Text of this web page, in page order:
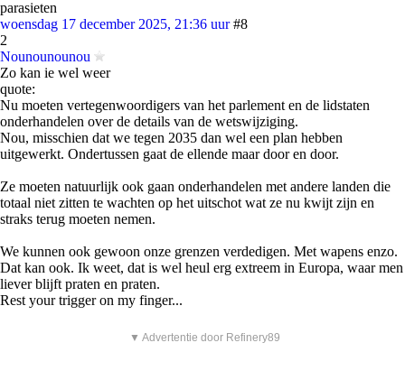
parasieten
woensdag 17 december 2025, 21:36 uur #8
2
Nounounounou
Zo kan ie wel weer
quote:
Nu moeten vertegenwoordigers van het parlement en de lidstaten
onderhandelen over de details van de wetswijziging.
Nou, misschien dat we tegen 2035 dan wel een plan hebben
uitgewerkt. Ondertussen gaat de ellende maar door en door.
Ze moeten natuurlijk ook gaan onderhandelen met andere landen die
totaal niet zitten te wachten op het uitschot wat ze nu kwijt zijn en
straks terug moeten nemen.
We kunnen ook gewoon onze grenzen verdedigen. Met wapens enzo.
Dat kan ook. Ik weet, dat is wel heul erg extreem in Europa, waar men
liever blijft praten en praten.
Rest your trigger on my finger...
▼ Advertentie door Refinery89